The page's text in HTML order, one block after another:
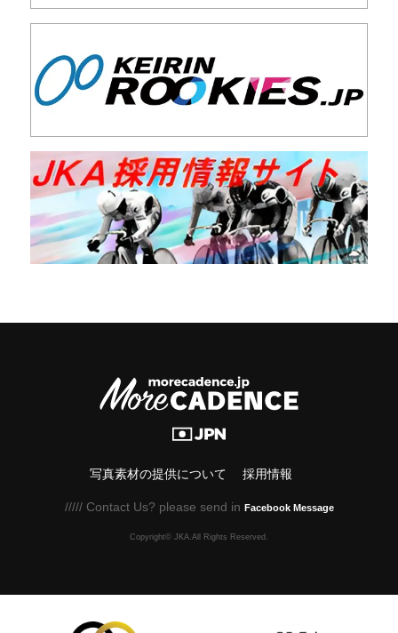
写真素材の提供について 採用情報
///// Contact Us? please send in Facebook Message
Copyright© JKA.All Rights Reserved.